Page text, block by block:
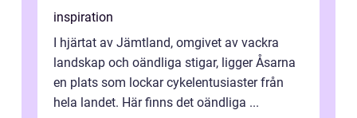
inspiration
I hjärtat av Jämtland, omgivet av vackra
landskap och oändliga stigar, ligger Åsarna
en plats som lockar cykelentusiaster från
hela landet. Här finns det oändliga ...